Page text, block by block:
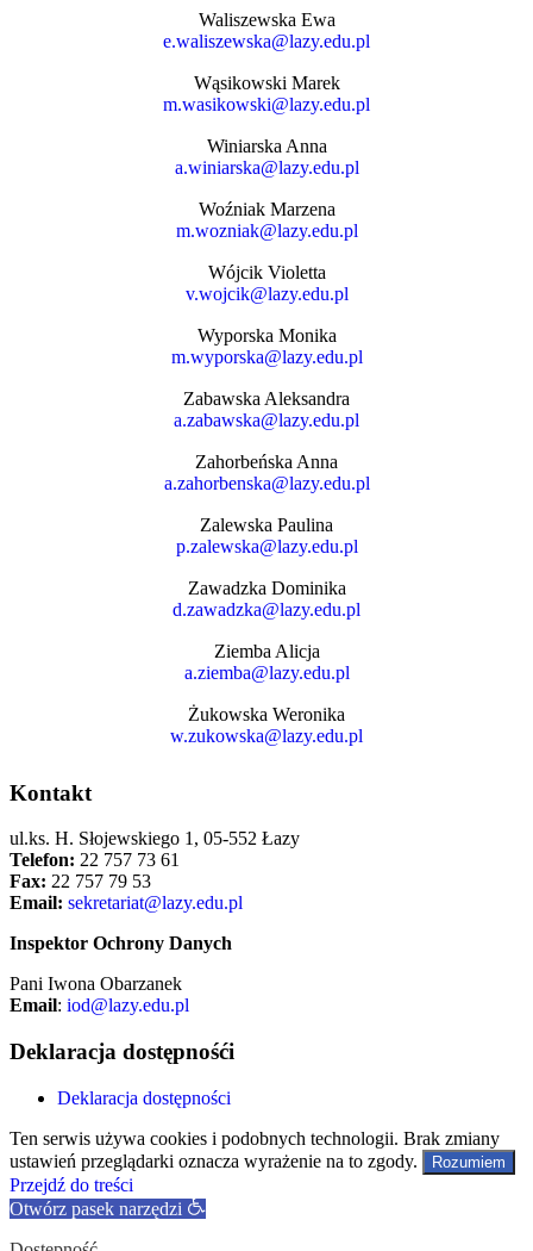
Waliszewska Ewa
e.waliszewska@lazy.edu.pl
Wąsikowski Marek
m.wasikowski@lazy.edu.pl
Winiarska Anna
a.winiarska@lazy.edu.pl
Woźniak Marzena
m.wozniak@lazy.edu.pl
Wójcik Violetta
v.wojcik@lazy.edu.pl
Wyporska Monika
m.wyporska@lazy.edu.pl
Zabawska Aleksandra
a.zabawska@lazy.edu.pl
Zahorbeńska Anna
a.zahorbenska@lazy.edu.pl
Zalewska Paulina
p.zalewska@lazy.edu.pl
Zawadzka Dominika
d.zawadzka@lazy.edu.pl
Ziemba Alicja
a.ziemba@lazy.edu.pl
Żukowska Weronika
w.zukowska@lazy.edu.pl
Kontakt
ul.ks. H. Słojewskiego 1, 05-552 Łazy
Telefon: 22 757 73 61
Fax: 22 757 79 53
Email: sekretariat@lazy.edu.pl
Inspektor Ochrony Danych
Pani Iwona Obarzanek
Email: iod@lazy.edu.pl
Deklaracja dostępnośći
Deklaracja dostępności
Ten serwis używa cookies i podobnych technologii. Brak zmiany
ustawień przeglądarki oznacza wyrażenie na to zgody.
Rozumiem
Przejdź do treści
Otwórz pasek narzędzi